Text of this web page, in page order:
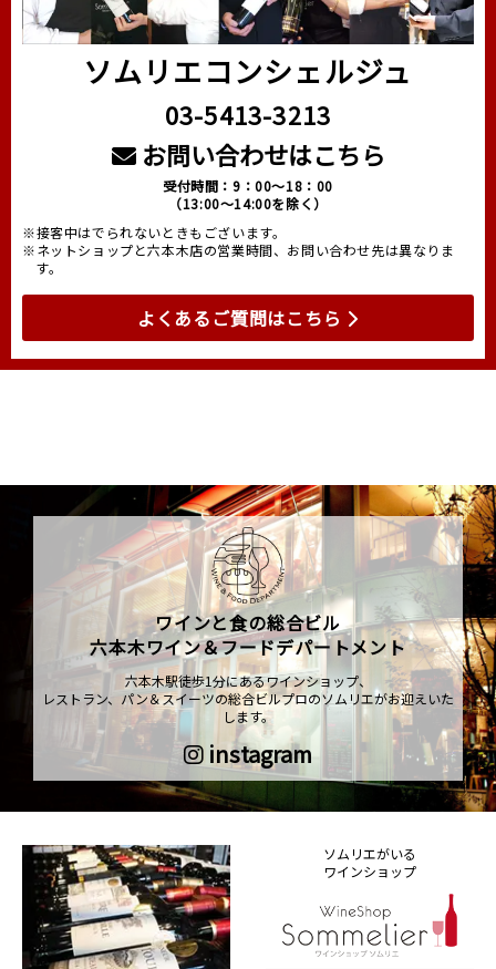
ソムリエコンシェルジュ
03-5413-3213
お問い合わせはこちら
受付時間：9：00～18：00
（13:00～14:00を除く）
※接客中はでられないときもございます。
※ネットショップと六本木店の営業時間、お問い合わせ先は異なりま
す。
よくあるご質問はこちら
ワインと食の総合ビル
六本木ワイン＆フードデパートメント
六本木駅徒歩1分にあるワインショップ、
レストラン、パン＆スイーツの総合ビルプロのソムリエがお迎えいた
します。
instagram
ソムリエがいる
ワインショップ